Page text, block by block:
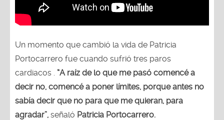
Un momento que cambió la vida de Patricia
Portocarrero fue cuando sufrió tres paros
cardiacos . “A raíz de lo que me pasó comencé a
decir no, comencé a poner límites, porque antes no
sabía decir que no para que me quieran, para
agradar”, señaló Patricia Portocarrero.